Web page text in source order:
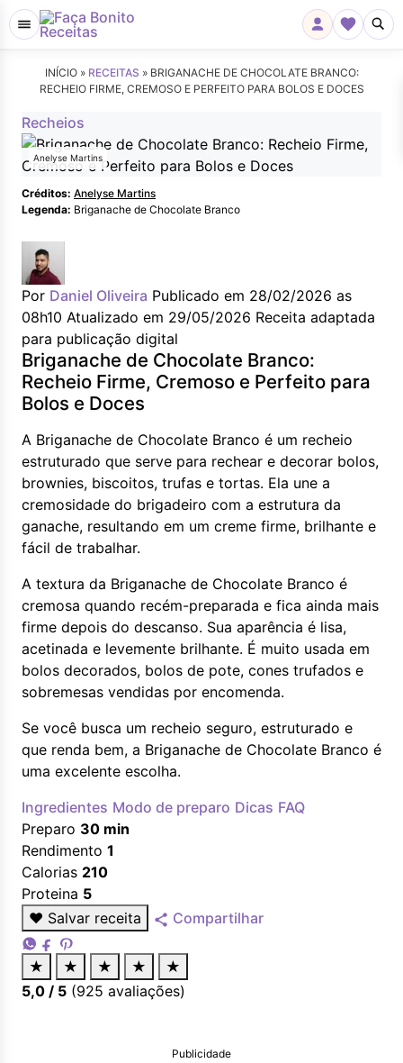
INÍCIO » RECEITAS » BRIGANACHE DE CHOCOLATE BRANCO:
RECHEIO FIRME, CREMOSO E PERFEITO PARA BOLOS E DOCES
Recheios
Anelyse Martins
Créditos: Anelyse Martins
Legenda: Briganache de Chocolate Branco
Por Daniel Oliveira Publicado em 28/02/2026 as
08h10 Atualizado em 29/05/2026 Receita adaptada
para publicação digital
Briganache de Chocolate Branco:
Recheio Firme, Cremoso e Perfeito para
Bolos e Doces
A Briganache de Chocolate Branco é um recheio
estruturado que serve para rechear e decorar bolos,
brownies, biscoitos, trufas e tortas. Ela une a
cremosidade do brigadeiro com a estrutura da
ganache, resultando em um creme firme, brilhante e
fácil de trabalhar.
A textura da Briganache de Chocolate Branco é
cremosa quando recém-preparada e fica ainda mais
firme depois do descanso. Sua aparência é lisa,
acetinada e levemente brilhante. É muito usada em
bolos decorados, bolos de pote, cones trufados e
sobremesas vendidas por encomenda.
Se você busca um recheio seguro, estruturado e
que renda bem, a Briganache de Chocolate Branco é
uma excelente escolha.
Ingredientes Modo de preparo Dicas FAQ
Preparo 30 min
Rendimento 1
Calorias 210
Proteina 5
♥ Salvar receita Compartilhar
★ ★ ★ ★
★
5,0 / 5 (925 avaliações)
Publicidade